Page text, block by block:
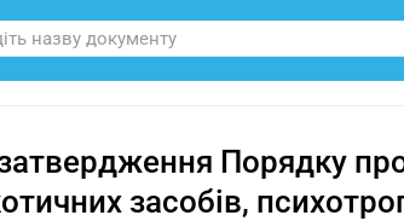
Порядку
засобів,